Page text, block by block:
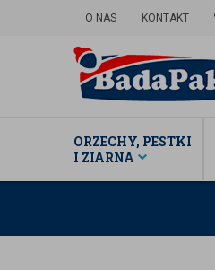
O NAS KONTAKT
ORZECHY, PESTKI
I ZIARNA